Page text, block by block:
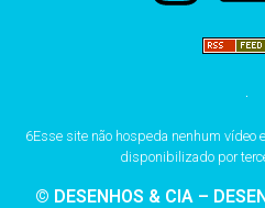
6Esse site não hospeda nenhum vídeo
disponibilizado por
© DESENHOS & CIA –